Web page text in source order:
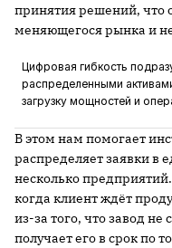
принятия решений, что
меняющегося рынка и
Цифровая гибкость
распределенными
загрузку мощностей и
В этом нам помогает
распределяет заявки
несколько
когда клиент ждёт
из-за того, что завод не
получает его в срок по